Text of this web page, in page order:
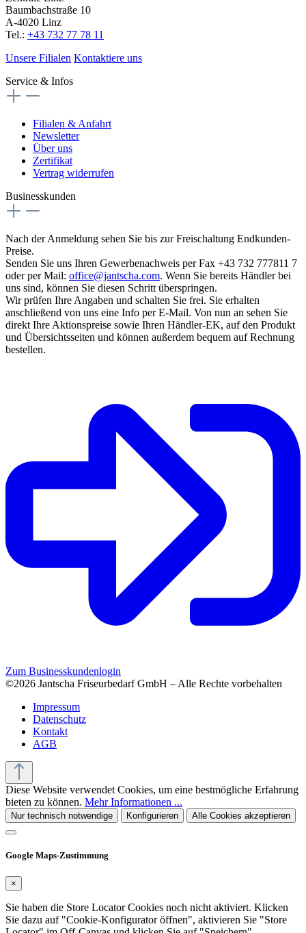
Baumbachstraße 10
A-4020 Linz
Tel.: +43 732 77 78 11
Unsere Filialen Kontaktiere uns
Service & Infos
Filialen & Anfahrt
Newsletter
Über uns
Zertifikat
Vertrag widerrufen
Businesskunden
Nach der Anmeldung sehen Sie bis zur Freischaltung Endkunden-
Preise.
Senden Sie uns Ihren Gewerbenachweis per Fax +43 732 777811 7
oder per Mail: office@jantscha.com. Wenn Sie bereits Händler bei
uns sind, können Sie diesen Schritt überspringen.
Wir prüfen Ihre Angaben und schalten Sie frei. Sie erhalten
anschließend von uns eine Info per E-Mail. Von nun an sehen Sie
direkt Ihre Aktionspreise sowie Ihren Händler-EK, auf den Produkt
und Übersichtsseiten und können außerdem bequem auf Rechnung
bestellen.
Zum Businesskundenlogin
©2026 Jantscha Friseurbedarf GmbH – Alle Rechte vorbehalten
Impressum
Datenschutz
Kontakt
AGB
Diese Website verwendet Cookies, um eine bestmögliche Erfahrung
bieten zu können. Mehr Informationen ...
Nur technisch notwendige Konfigurieren Alle Cookies akzeptieren
Google Maps-Zustimmung
×
Sie haben die Store Locator Cookies noch nicht aktiviert. Klicken
Sie dazu auf "Cookie-Konfigurator öffnen", aktivieren Sie "Store